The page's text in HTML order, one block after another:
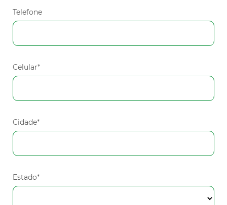
Telefone
Celular*
Cidade*
Estado*